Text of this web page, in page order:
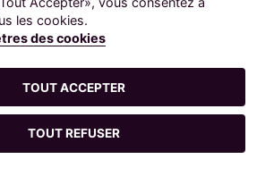
Suivez-nous :
modération.
boissons alcoolisées pendant la grossesse peut
graves sur la santé de l’enfant.
d’alcool est interdite aux mineurs.
les cookies.
des cookies
TOUT ACCEPTER
TOUT REFUSER